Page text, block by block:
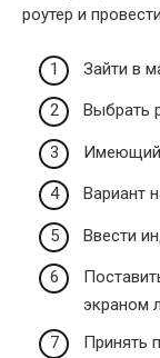
роутер и
Зайти в
Выбрать
Вариант
Ввести
экраном
Принять